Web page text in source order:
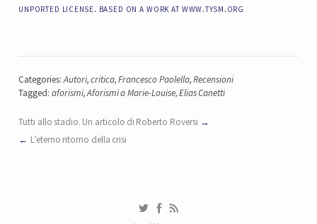
unported license. based on a work at www.tysm.org
Categories:Autori,critica,Francesco Paolella,Recensioni
Tagged: aforismi,Aforismi a Marie-Louise,Elias Canetti
Tutti allo stadio. Un articolo di Roberto Roversi
L’eterno ritorno della crisi